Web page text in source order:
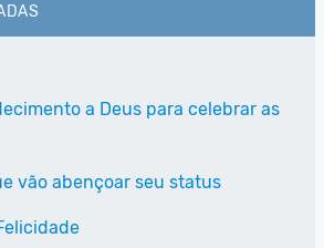
a Deus para celebrar as
vão abençoar seu status